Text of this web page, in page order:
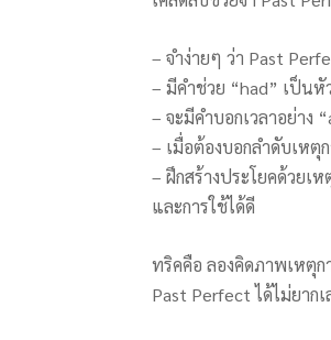
– จำง่ายๆ ว่า Past
– มีคำช่วย “had” เป็นหั
– จะมีคำบอกเวลาอย่าง
– เมื่อต้องบอกลำดับเห
– ฝึกสร้างประโยคด้วยเ
และการใช้ได้ดี
ทริคคือ ลองคิดภาพเหตุ
Past Perfect ได้ไม่ยากเ